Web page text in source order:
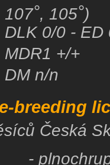
107° , 105°)
DLK 0/0 - ED
MDR1 +/+
DM n/n
breeding
Česká
-